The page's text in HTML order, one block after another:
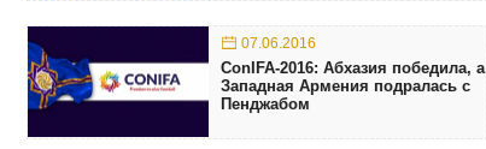
07.06.2016
ConIFA-2016: Абхазия победила, а
Западная Армения подралась с
Пенджабом